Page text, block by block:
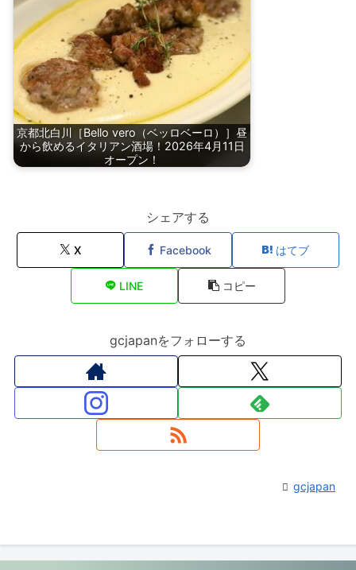
京都北白川［Bello vero（ベッロベーロ）］昼
から飲めるイタリアン酒場！2026年4月11日
オープン！
シェアする
X Facebook はてブ
LINE コピー
gcjapanをフォローする
gcjapan